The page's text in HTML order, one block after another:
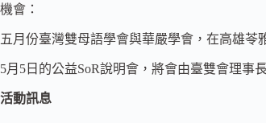
機會：
五月份臺灣雙母語學會與華嚴學會，在高雄
5月5日的公益SoR說明會，將會由臺雙會理事
活動訊息